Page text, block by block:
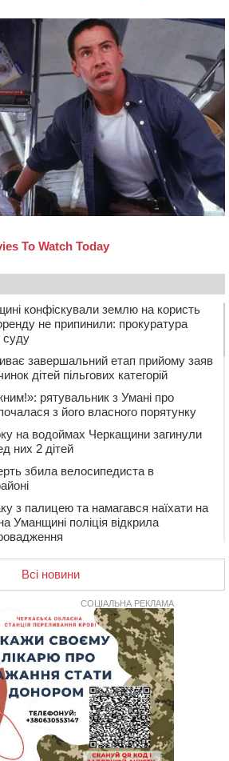
конфіскували землю на користь
не припинили: прокуратура
суду
завершальний етап прийому заяв
дітей пільгових категорій
рятувальник з Умані про
з його власного порятунку
на водоймах Черкащини загинули
них 2 дітей
збила велосипедиста в
з палицею та намагався наїхати на
Уманщині поліція відкрила
укриття та STEM: Черкаси
галузь до нового навчального року
здобули нагороди української
відділу освіти
завдані бюджету збитки
з полеглим на Курщині
підтвердив стягнення майже 250
за незаконний вилов риби
Всі новини
СОЦІАЛЬНА РЕКЛАМА